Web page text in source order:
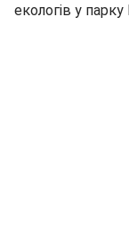
екологів у